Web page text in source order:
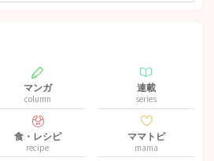
マンガ
column
連載
series
食・レシピ
recipe
ママトピ
mama